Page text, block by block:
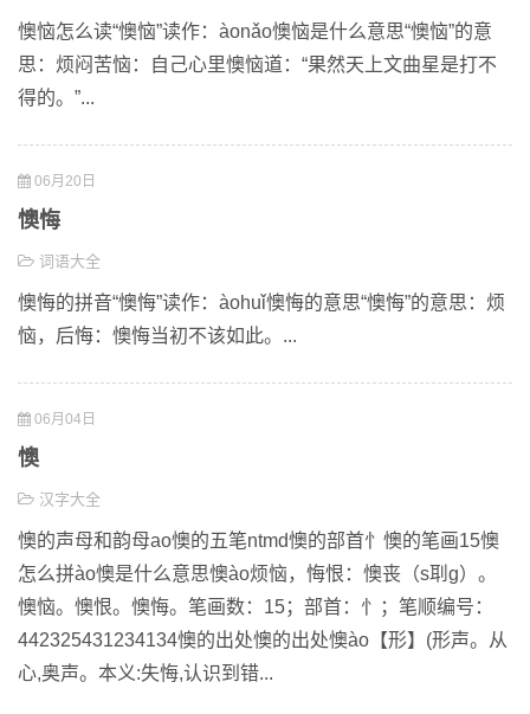
懊恼怎么读“懊恼”读作：àonǎo懊恼是什么意思“懊恼”的意
思：烦闷苦恼：自己心里懊恼道：“果然天上文曲星是打不
得的。”...
06月20日
懊悔
词语大全
懊悔的拼音“懊悔”读作：àohuǐ懊悔的意思“懊悔”的意思：烦
恼，后悔：懊悔当初不该如此。...
06月04日
懊
汉字大全
懊的声母和韵母ao懊的五笔ntmd懊的部首忄懊的笔画15懊
怎么拼ào懊是什么意思懊ào烦恼，悔恨：懊丧（s刵g）。
懊恼。懊恨。懊悔。笔画数：15；部首：忄；笔顺编号：
442325431234134懊的出处懊的出处懊ào【形】(形声。从
心,奥声。本义:失悔,认识到错...